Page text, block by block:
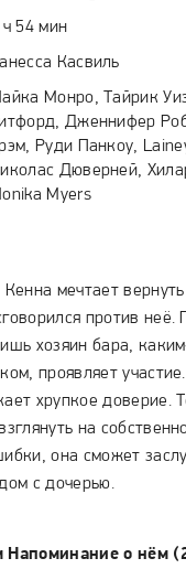
ч 54 мин
Касвиль
Монро, Тайрик
Дженнифер
Руди Панкоу,
Дюверней,
Myers
мечтает
против неё.
хозяин бара,
проявляет
хрупкое доверие.
на
она сможет
с дочерью.
Напоминание о нём